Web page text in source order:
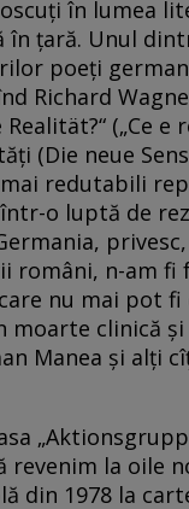
în lumea
în ţară. Unul
poeţi
Richard
(„Ce e
(Die neue
redutabili
o luptă de
n-am fi
nu mai pot
moarte clinică
Manea şi alţi
la oile
din 1978 la